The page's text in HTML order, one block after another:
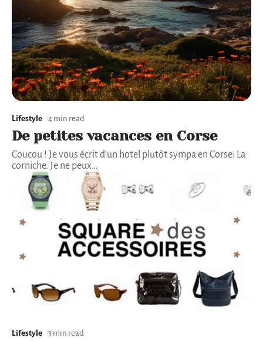
Lifestyle 4 min read
De petites vacances en Corse
Coucou ! Je vous écrit d’un hotel plutôt sympa en Corse: La
corniche. Je ne peux…
Lifestyle 3 min read